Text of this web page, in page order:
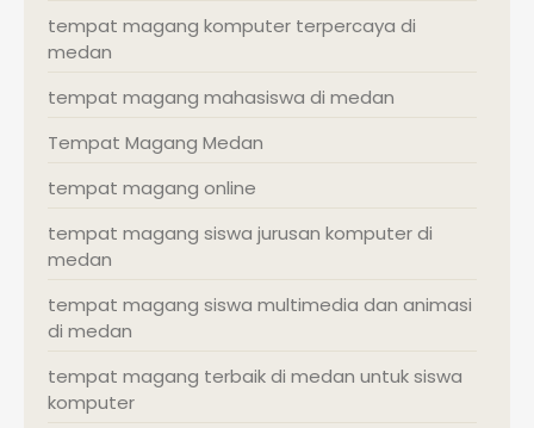
tempat magang komputer terpercaya di
medan
tempat magang mahasiswa di medan
Tempat Magang Medan
tempat magang online
tempat magang siswa jurusan komputer di
medan
tempat magang siswa multimedia dan animasi
di medan
tempat magang terbaik di medan untuk siswa
komputer